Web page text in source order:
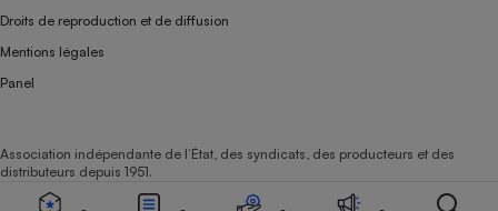
Droits de reproduction et de diffusion
Mentions légales
Panel
Association indépendante de l’État, des syndicats, des producteurs et des
distributeurs depuis 1951.